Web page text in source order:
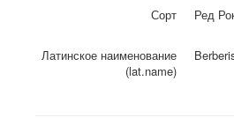
Сорт Ред
Латинское наименование
(lat.name)